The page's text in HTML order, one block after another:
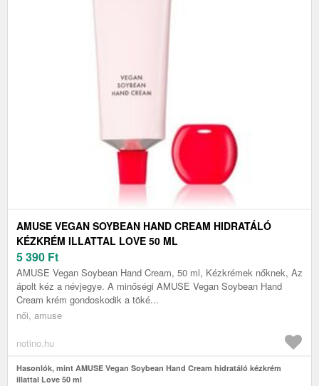
AMUSE VEGAN SOYBEAN HAND CREAM HIDRATÁLÓ
KÉZKRÉM ILLATTAL LOVE 50 ML
5 390 Ft
AMUSE Vegan Soybean Hand Cream, 50 ml, Kézkrémek nőknek, Az
ápolt kéz a névjegye. A minőségi AMUSE Vegan Soybean Hand
Cream krém gondoskodik a töké...
női, amuse
notino.hu
Hasonlók, mint AMUSE Vegan Soybean Hand Cream hidratáló kézkrém
illattal Love 50 ml